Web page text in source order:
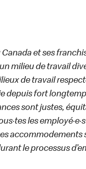
et ses
milieu de travail
de travail
depuis fort
sont justes,
les
le processus